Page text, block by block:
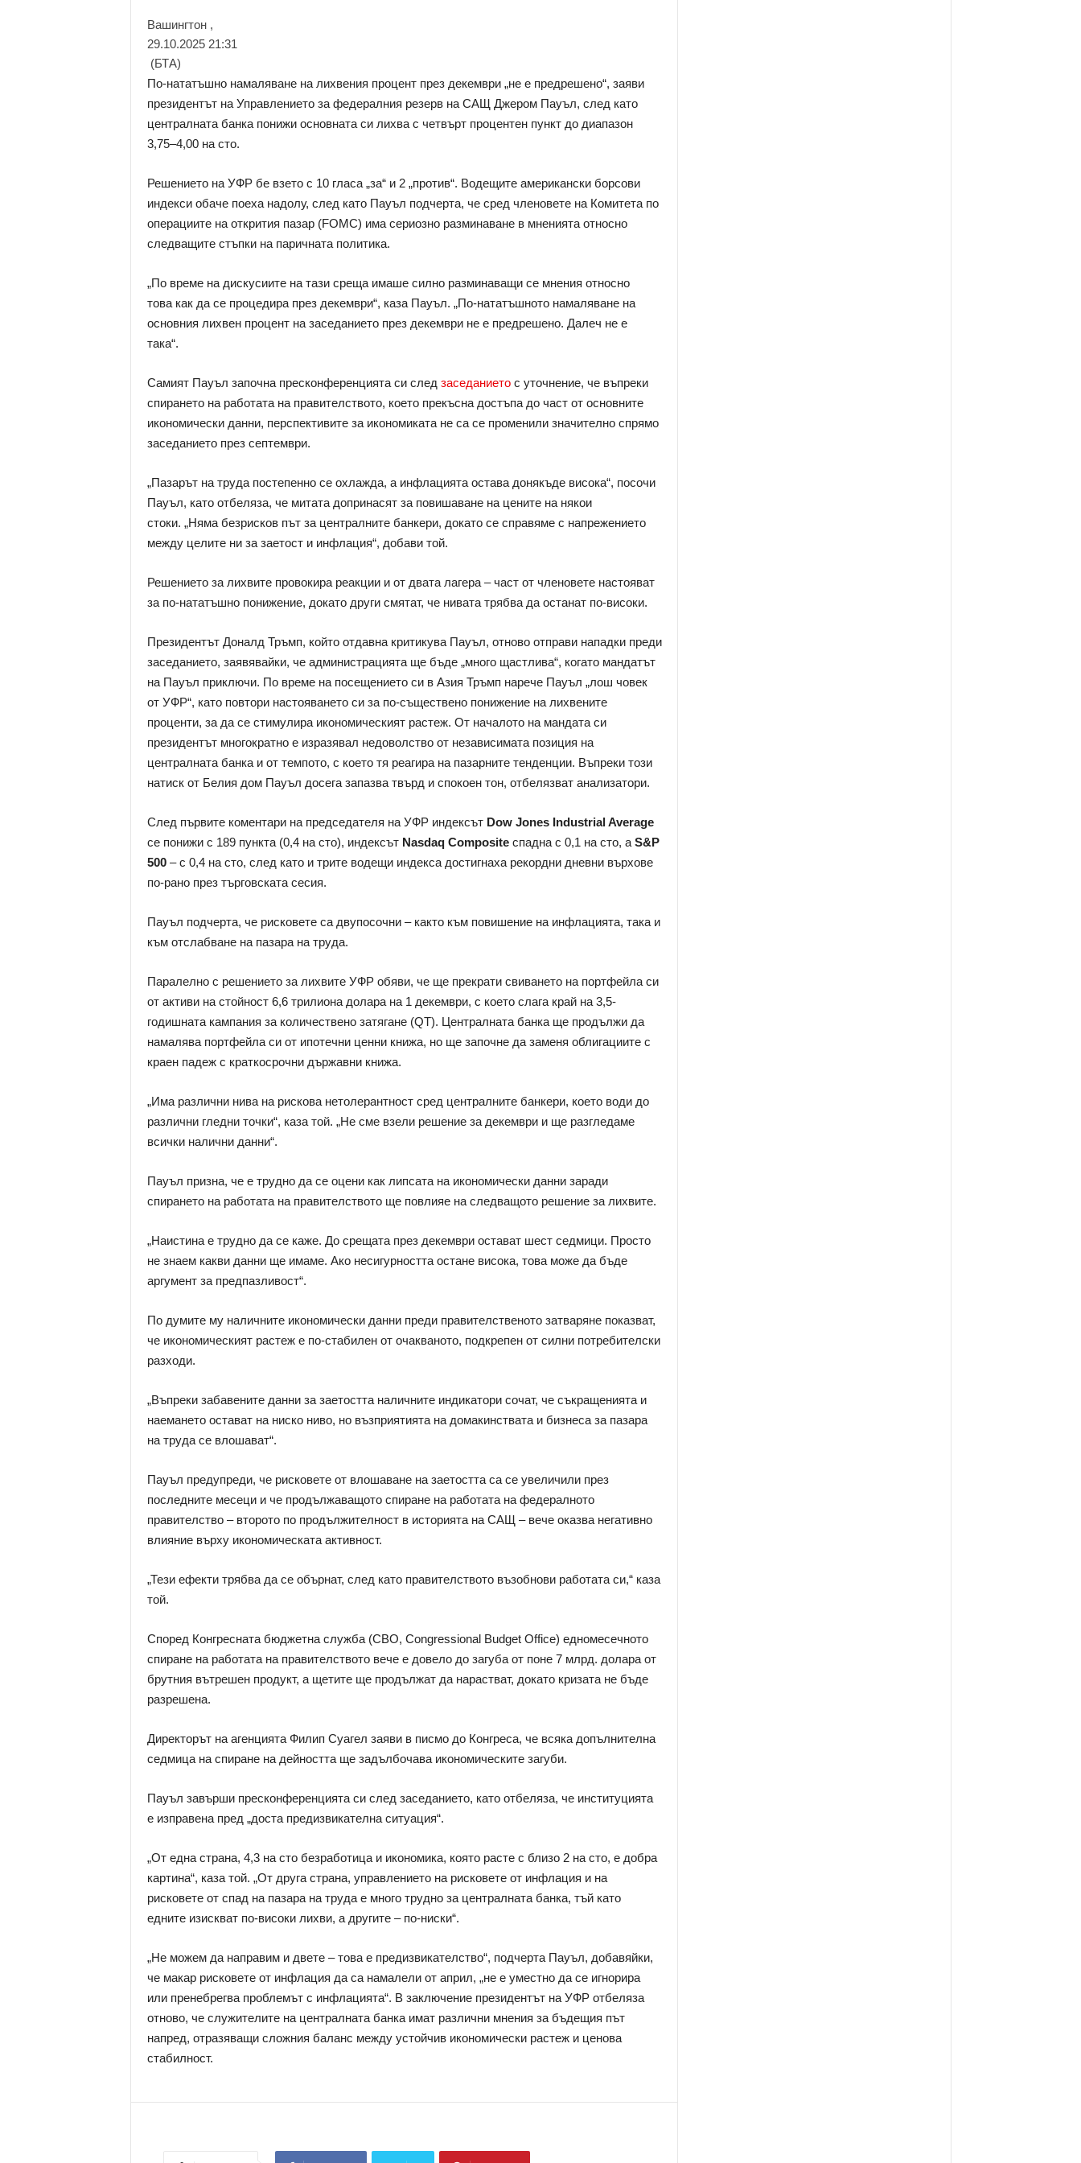
Вашингтон ,
29.10.2025 21:31
(БТА)
По-нататъшно намаляване на лихвения процент през декември „не е предрешено“, заяви
президентът на Управлението за федералния резерв на САЩ Джером Пауъл, след като
централната банка понижи основната си лихва с четвърт процентен пункт до диапазон
3,75–4,00 на сто.
Решението на УФР бе взето с 10 гласа „за“ и 2 „против“. Водещите американски борсови
индекси обаче поеха надолу, след като Пауъл подчерта, че сред членовете на Комитета по
операциите на открития пазар (FOMC) има сериозно разминаване в мненията относно
следващите стъпки на паричната политика.
„По време на дискусиите на тази среща имаше силно разминаващи се мнения относно
това как да се процедира през декември“, каза Пауъл. „По-нататъшното намаляване на
основния лихвен процент на заседанието през декември не е предрешено. Далеч не е
така“.
Самият Пауъл започна пресконференцията си след заседаниетос уточнение, че въпреки
спирането на работата на правителството, което прекъсна достъпа до част от основните
икономически данни, перспективите за икономиката не са се променили значително спрямо
заседанието през септември.
„Пазарът на труда постепенно се охлажда, а инфлацията остава донякъде висока“, посочи
Пауъл, като отбеляза, че митата допринасят за повишаване на цените на някои
стоки. „Няма безрисков път за централните банкери, докато се справяме с напрежението
между целите ни за заетост и инфлация“, добави той.
Решението за лихвите провокира реакции и от двата лагера – част от членовете настояват
за по-нататъшно понижение, докато други смятат, че нивата трябва да останат по-високи.
Президентът Доналд Тръмп, който отдавна критикува Пауъл, отново отправи нападки преди
заседанието, заявявайки, че администрацията ще бъде „много щастлива“, когато мандатът
на Пауъл приключи. По време на посещението си в Азия Тръмп нарече Пауъл „лош човек
от УФР“, като повтори настояването си за по-съществено понижение на лихвените
проценти, за да се стимулира икономическият растеж. От началото на мандата си
президентът многократно е изразявал недоволство от независимата позиция на
централната банка и от темпото, с което тя реагира на пазарните тенденции. Въпреки този
натиск от Белия дом Пауъл досега запазва твърд и спокоен тон, отбелязват анализатори.
След първите коментари на председателя на УФР индексът Dow Jones Industrial Average
се понижи с 189 пункта (0,4 на сто), индексът Nasdaq Compositeспадна с 0,1 на сто, а S&P
500 – с 0,4 на сто, след като и трите водещи индекса достигнаха рекордни дневни върхове
по-рано през търговската сесия.
Пауъл подчерта, че рисковете са двупосочни – както към повишение на инфлацията, така и
към отслабване на пазара на труда.
Паралелно с решението за лихвите УФР обяви, че ще прекрати свиването на портфейла си
от активи на стойност 6,6 трилиона долара на 1 декември, с което слага край на 3,5-
годишната кампания за количествено затягане (QT). Централната банка ще продължи да
намалява портфейла си от ипотечни ценни книжа, но ще започне да заменя облигациите с
краен падеж с краткосрочни държавни книжа.
„Има различни нива на рискова нетолерантност сред централните банкери, което води до
различни гледни точки“, каза той. „Не сме взели решение за декември и ще разгледаме
всички налични данни“.
Пауъл призна, че е трудно да се оцени как липсата на икономически данни заради
спирането на работата на правителството ще повлияе на следващото решение за лихвите.
„Наистина е трудно да се каже. До срещата през декември остават шест седмици. Просто
не знаем какви данни ще имаме. Ако несигурността остане висока, това може да бъде
аргумент за предпазливост“.
По думите му наличните икономически данни преди правителственото затваряне показват,
че икономическият растеж е по-стабилен от очакваното, подкрепен от силни потребителски
разходи.
„Въпреки забавените данни за заетостта наличните индикатори сочат, че съкращенията и
наемането остават на ниско ниво, но възприятията на домакинствата и бизнеса за пазара
на труда се влошават“.
Пауъл предупреди, че рисковете от влошаване на заетостта са се увеличили през
последните месеци и че продължаващото спиране на работата на федералното
правителство – второто по продължителност в историята на САЩ – вече оказва негативно
влияние върху икономическата активност.
„Тези ефекти трябва да се обърнат, след като правителството възобнови работата си,“ каза
той.
Според Конгресната бюджетна служба (CBO, Congressional Budget Office) едномесечното
спиране на работата на правителството вече е довело до загуба от поне 7 млрд. долара от
брутния вътрешен продукт, а щетите ще продължат да нарастват, докато кризата не бъде
разрешена.
Директорът на агенцията Филип Суагел заяви в писмо до Конгреса, че всяка допълнителна
седмица на спиране на дейността ще задълбочава икономическите загуби.
Пауъл завърши пресконференцията си след заседанието, като отбеляза, че институцията
е изправена пред „доста предизвикателна ситуация“.
„От една страна, 4,3 на сто безработица и икономика, която расте с близо 2 на сто, е добра
картина“, каза той. „От друга страна, управлението на рисковете от инфлация и на
рисковете от спад на пазара на труда е много трудно за централната банка, тъй като
едните изискват по-високи лихви, а другите – по-ниски“.
„Не можем да направим и двете – това е предизвикателство“, подчерта Пауъл, добавяйки,
че макар рисковете от инфлация да са намалели от април, „не е уместно да се игнорира
или пренебрегва проблемът с инфлацията“. В заключение президентът на УФР отбеляза
отново, че служителите на централната банка имат различни мнения за бъдещия път
напред, отразяващи сложния баланс между устойчив икономически растеж и ценова
стабилност.